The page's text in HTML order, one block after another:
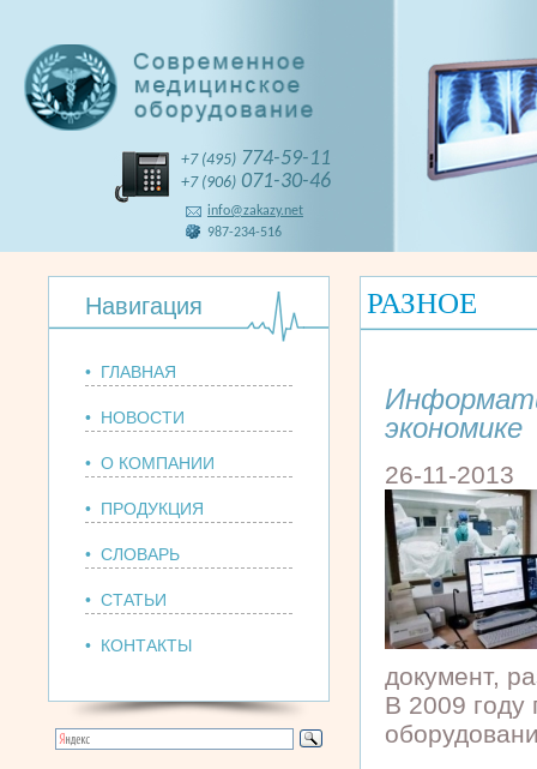
+7 (495) 774-59-11
+7 (906) 071-30-46
info@zakazy.net
987-234-516
Навигация
• ГЛАВНАЯ
• НОВОСТИ
• О КОМПАНИИ
• ПРОДУКЦИЯ
• СЛОВАРЬ
• СТАТЬИ
• КОНТАКТЫ
РАЗНОЕ
экономике
26-11-2013
документ,
В 2009 году